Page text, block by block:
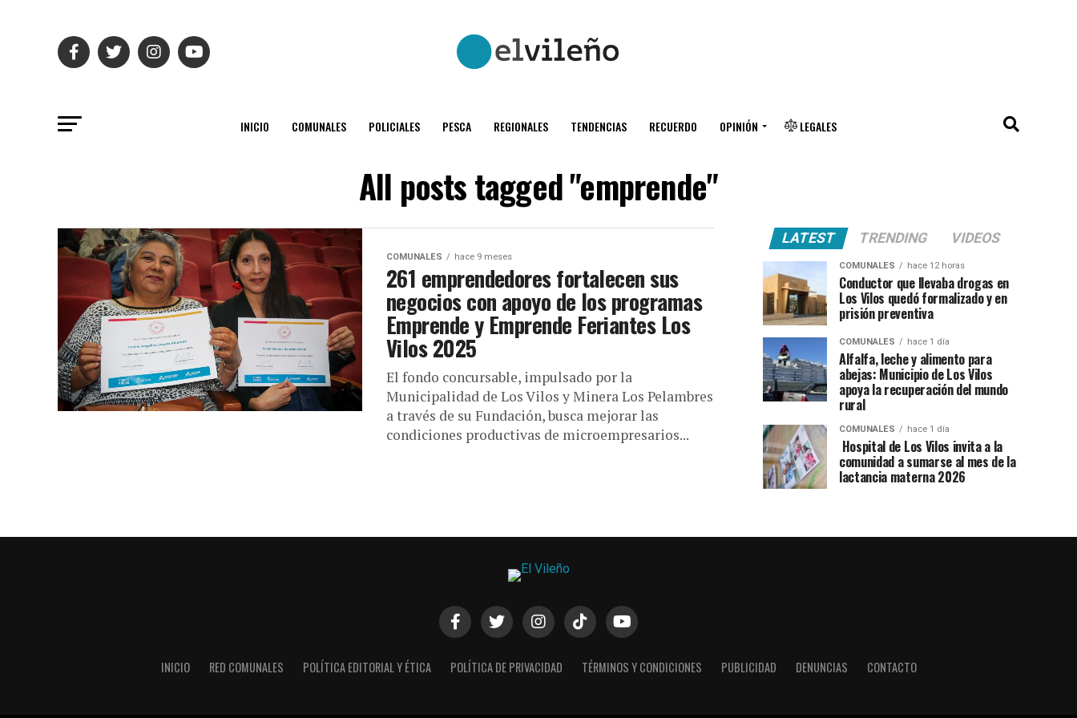
INICIO COMUNALES POLICIALES PESCA REGIONALES TENDENCIAS RECUERDO OPINIÓN LEGALES
All posts tagged "emprende"
COMUNALES hace 9 meses
261 emprendedores fortalecen sus
negocios con apoyo de los programas
Emprende y Emprende Feriantes Los
Vilos 2025
El fondo concursable, impulsado por la
Municipalidad de Los Vilos y Minera Los Pelambres
a través de su Fundación, busca mejorar las
condiciones productivas de microempresarios...
LATEST TRENDING VIDEOS
COMUNALES hace 12 horas
Conductor que llevaba drogas en
Los Vilos quedó formalizado y en
prisión preventiva
COMUNALES hace 1 día
Alfalfa, leche y alimento para
abejas: Municipio de Los Vilos
apoya la recuperación del mundo
rural
COMUNALES hace 1 día
Hospital de Los Vilos invita a la
comunidad a sumarse al mes de la
lactancia materna 2026
INICIO RED COMUNALES POLÍTICA EDITORIAL Y ÉTICA POLÍTICA DE PRIVACIDAD TÉRMINOS Y CONDICIONES PUBLICIDAD DENUNCIAS CONTACTO